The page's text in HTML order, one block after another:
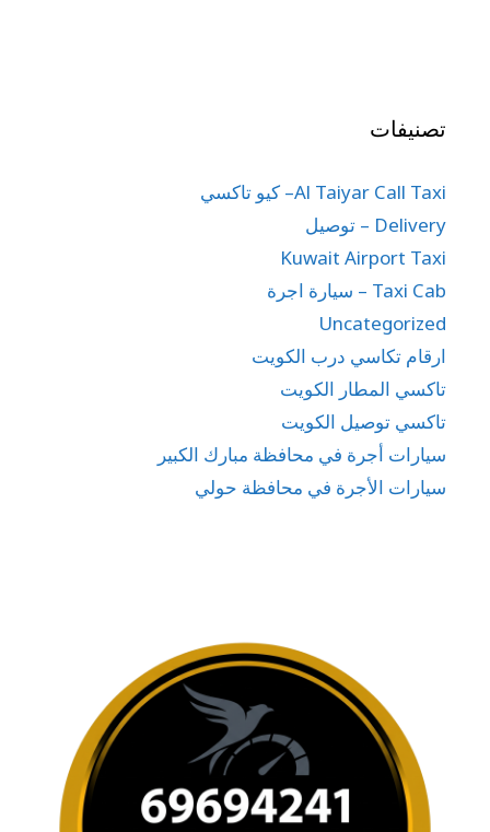
تصنيفات
Al Taiyar Call Taxi– كيو تاكسي
Delivery – توصيل
Kuwait Airport Taxi
Taxi Cab – سيارة اجرة
Uncategorized
ارقام تكاسي درب الكويت
تاكسي المطار الكويت
تاكسي توصيل الكويت
سيارات أجرة في محافظة مبارك الكبير
سيارات الأجرة في محافظة حولي